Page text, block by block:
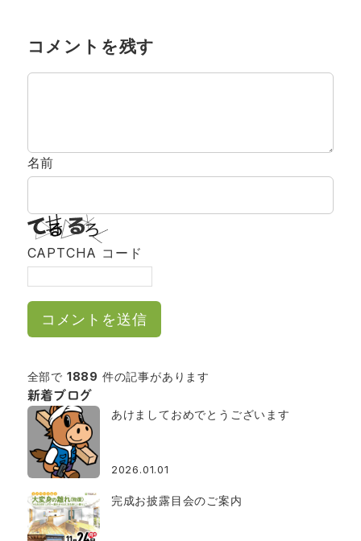
コメントを残す
名前
CAPTCHA コード
全部で 1889 件の記事があります
新着ブログ
あけましておめでとうございます
2026.01.01
完成お披露目会のご案内